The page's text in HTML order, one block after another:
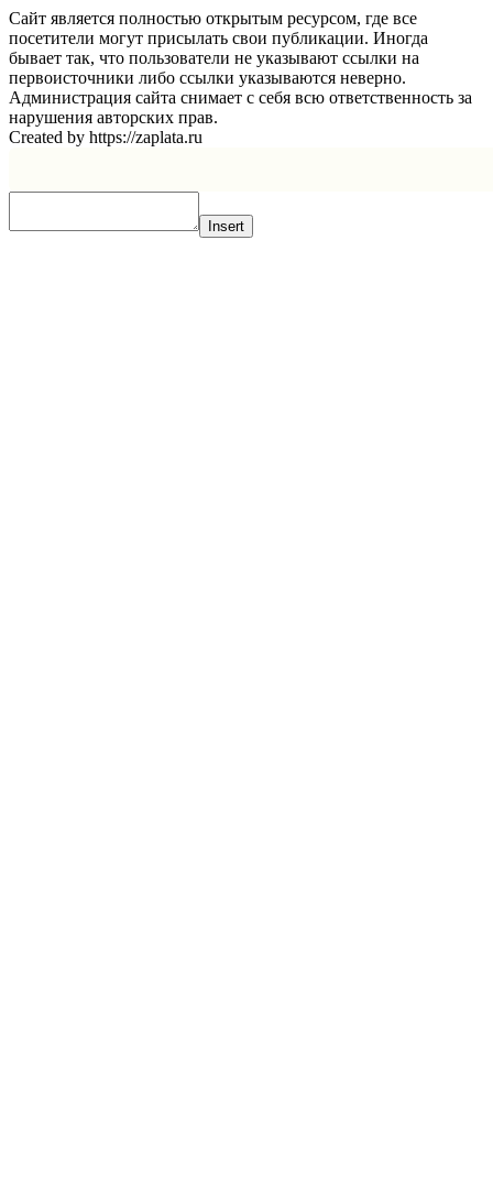
Сайт является полностью открытым ресурсом, где все
посетители могут присылать свои публикации. Иногда
бывает так, что пользователи не указывают ссылки на
первоисточники либо ссылки указываются неверно.
Администрация сайта снимает с себя всю ответственность за
нарушения авторских прав.
Created by https://zaplata.ru
Insert